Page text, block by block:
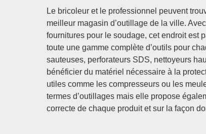
Le bricoleur et le professionnel peuvent
meilleur magasin d’outillage de la ville.
fournitures pour le soudage, cet endroit est
toute une gamme complète d’outils pour
sauteuses, perforateurs SDS, nettoyeurs
bénéficier du matériel nécessaire à la
utiles comme les compresseurs ou les
termes d’outillages mais elle propose
correcte de chaque produit et sur la façon